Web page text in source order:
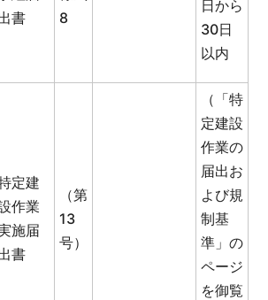
書
8
日から
30日
以内
定建
作業
施届
書
（第
13
号）
（「特
定建設
作業の
届出お
よび規
制基
準」の
ページ
を御覧